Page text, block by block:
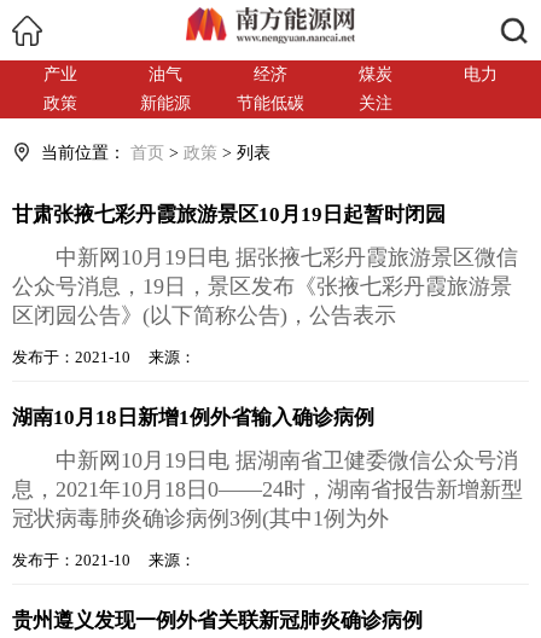
产业 油气 经济 煤炭
电力
政策
新能源 节能低碳 关注
当前位置： 首页 > 政策 > 列表
甘肃张掖七彩丹霞旅游景区10月19日起暂时闭园
中新网10月19日电 据张掖七彩丹霞旅游景区微信
公众号消息，19日，景区发布《张掖七彩丹霞旅游景
区闭园公告》(以下简称公告)，公告表示
发布于：2021-10 来源：
湖南10月18日新增1例外省输入确诊病例
中新网10月19日电 据湖南省卫健委微信公众号消
息，2021年10月18日0——24时，湖南省报告新增新型
冠状病毒肺炎确诊病例3例(其中1例为外
发布于：2021-10 来源：
贵州遵义发现一例外省关联新冠肺炎确诊病例